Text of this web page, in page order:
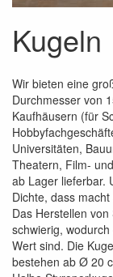
Kugeln
Wir bieten eine
Durchmesser von
Kaufhäusern (für
Universitäten,
Theatern, Film-
ab Lager lieferbar.
Dichte, dass
Das Herstellen
schwierig,
Wert sind. Die
bestehen ab Ø 20